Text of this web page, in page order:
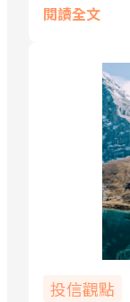
閱讀全文
投信觀點